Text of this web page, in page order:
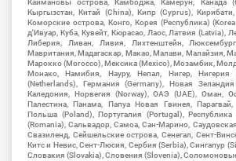
Каймановы острова, Камбоджа, Камерун, Канада
Кыргызстан, Китай (China), Кипр (Cyprus),
Коморские острова, Конго, Корея (Республика)
д'Ивуар, Куба, Кувейт, Кюрасао, Лаос, Латвия (Latvia),
Либерия, Ливан, Ливия, Лихтенштейн,
Мавритания, Мадагаскар, Макао, Малави, Малайзия,
Марокко (Morocco), Мексика (Mexico), Мозамбик,
Монако, Намибия, Науру, Непал, Нигер, Нигерия
(Netherlands), Германия (Germany), Новая
Каледония, Норвегия (Norway), ОАЭ (UAE), Оман,
Палестина, Панама, Папуа Новая Гвинея,
Польша (Poland), Португалия (Portugal),
(Romania), Сальвадор, Самоа, Сан-Марино,
Свазиленд, Сейшельские острова, Сенегал, Сент-
Китс и Невис, Сент-Люсия, Сербия (Serbia), Сингапур
Словакия (Slovakia), Словения (Slovenia),